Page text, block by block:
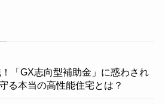
「GX志向型補助金」に惑わされ
る本当の高性能住宅とは？